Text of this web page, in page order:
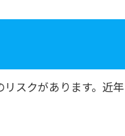
スクがあります。近